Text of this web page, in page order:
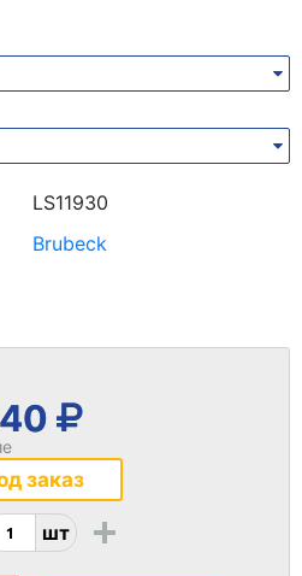
LS11930
Brubeck
заказ
шт +